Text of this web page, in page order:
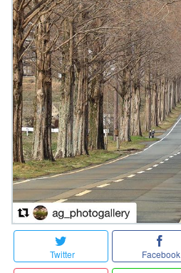
Twitter Facebook